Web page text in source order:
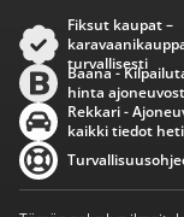
Fiksut kaupat –
turvallisesti
Baana -
hinta
Rekkari -
kaikki tiedot heti